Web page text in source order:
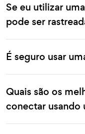
Se eu utilizar
pode ser
É seguro usar
Quais são os
conectar usando